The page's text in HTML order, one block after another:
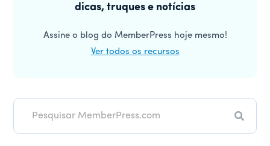
dicas, truques e notícias
Assine o blog do MemberPress hoje mesmo!
Ver todos os recursos